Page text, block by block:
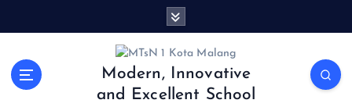
Modern, Innovative
and Excellent School